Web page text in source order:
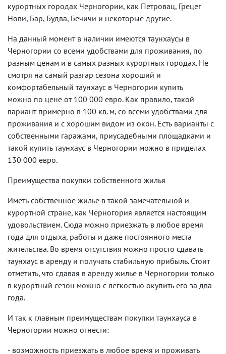
курортных городах Черногории, как Петровац, Грецег
Нови, Бар, Будва, Бечичи и некоторые другие.
На данный момент в наличии имеются таунхаусы в
Черногории со всеми удобствами для проживания, по
разным ценам и в самых разных курортных городах. Не
смотря на самый разгар сезона хороший и
комфортабельный таунхаус в Черногории купить
можно по цене от 100 000 евро. Как правило, такой
вариант примерно в 100 кв. м, со всеми удобствами для
проживания и с хорошим видом из окон. Есть варианты с
собственными гаражами, приусадебными площадками и
такой купить таунхаус в Черногории можно в приделах
130 000 евро.
Преимущества покупки собственного жилья
Иметь собственное жилье в такой замечательной и
курортной стране, как Черногория является настоящим
удовольствием. Сюда можно приезжать в любое время
года для отдыха, работы и даже постоянного места
жительства. Во время отсутствия можно просто сдавать
таунхаус в аренду и получать стабильную прибыль. Стоит
отметить, что сдавая в аренду жилье в Черногории только
в курортный сезон можно с легкостью окупить его за два
года.
И так к главным преимуществам покупки таунхауса в
Черногории можно отнести:
- возможность приезжать в любое время и проживать